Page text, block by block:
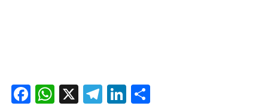
Facebook
WhatsApp
X Telegram
LinkedIn